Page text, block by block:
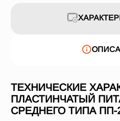
ТЕХНИЧЕСКИЕ
ПЛАСТИНЧАТЫЙ
СРЕДНЕГО ТИПА ПП-